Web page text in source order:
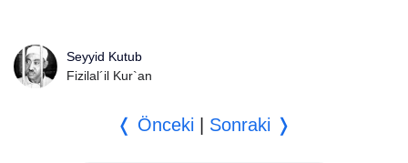
Seyyid Kutub
Fizilal´il Kur`an
❬ Önceki Sonraki ❭